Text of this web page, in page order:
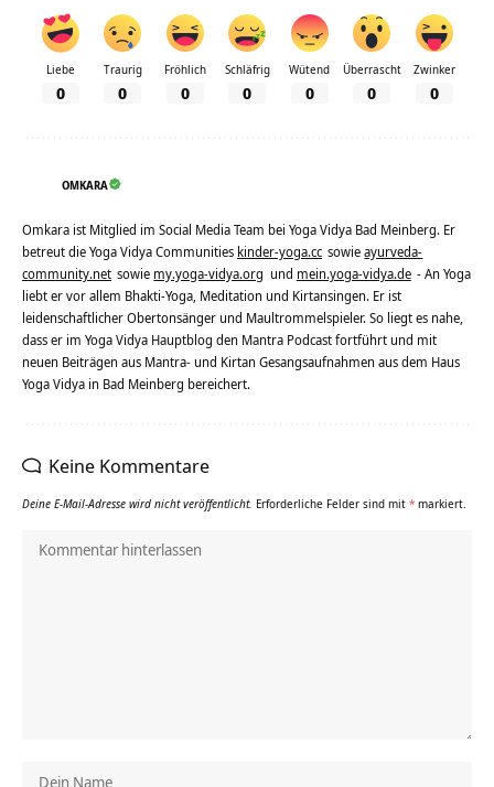
Liebe
0
Traurig
0
Fröhlich
0
Schläfrig
0
Wütend
0
Überrascht
0
Zwinker
0
OMKARA
Omkara ist Mitglied im Social Media Team bei Yoga Vidya Bad Meinberg. Er
betreut die Yoga Vidya Communities kinder-yoga.cc sowieayurveda-
community.net sowie my.yoga-vidya.org und mein.yoga-vidya.de - An Yoga
liebt er vor allem Bhakti-Yoga, Meditation und Kirtansingen. Er ist
leidenschaftlicher Obertonsänger und Maultrommelspieler. So liegt es nahe,
dass er im Yoga Vidya Hauptblog den Mantra Podcast fortführt und mit
neuen Beiträgen aus Mantra- und Kirtan Gesangsaufnahmen aus dem Haus
Yoga Vidya in Bad Meinberg bereichert.
Keine Kommentare
Deine E-Mail-Adresse wird nicht veröffentlicht. Erforderliche Felder sind mit * markiert.